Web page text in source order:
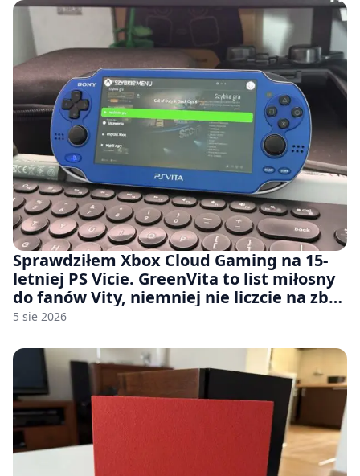
Sprawdziłem Xbox Cloud Gaming na 15-
letniej PS Vicie. GreenVita to list miłosny
do fanów Vity, niemniej nie liczcie na zbyt
wiele [FELIETON]
5 sie 2026